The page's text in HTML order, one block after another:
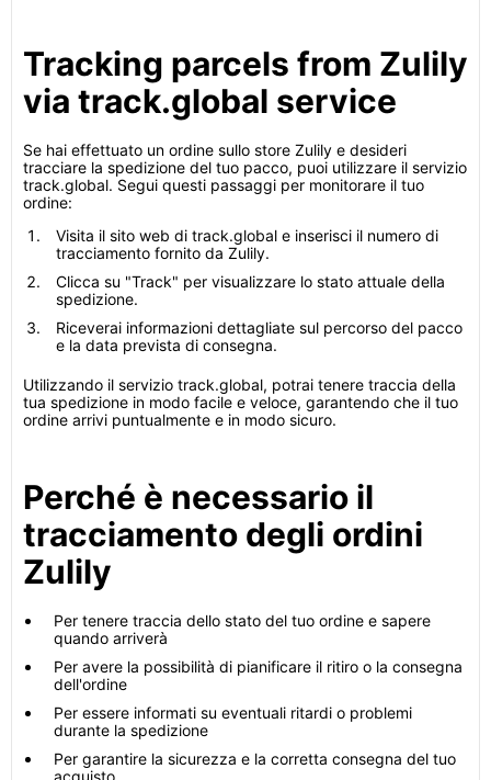
Tracking parcels from Zulily
via track.global service
Se hai effettuato un ordine sullo store Zulily e desideri
tracciare la spedizione del tuo pacco, puoi utilizzare il servizio
track.global. Segui questi passaggi per monitorare il tuo
ordine:
Visita il sito web di track.global e inserisci il numero di
tracciamento fornito da Zulily.
Clicca su "Track" per visualizzare lo stato attuale della
spedizione.
Riceverai informazioni dettagliate sul percorso del pacco
e la data prevista di consegna.
Utilizzando il servizio track.global, potrai tenere traccia della
tua spedizione in modo facile e veloce, garantendo che il tuo
ordine arrivi puntualmente e in modo sicuro.
Perché è necessario il
tracciamento degli ordini
Zulily
Per tenere traccia dello stato del tuo ordine e sapere
quando arriverà
Per avere la possibilità di pianificare il ritiro o la consegna
dell'ordine
Per essere informati su eventuali ritardi o problemi
durante la spedizione
Per garantire la sicurezza e la corretta consegna del tuo
acquisto